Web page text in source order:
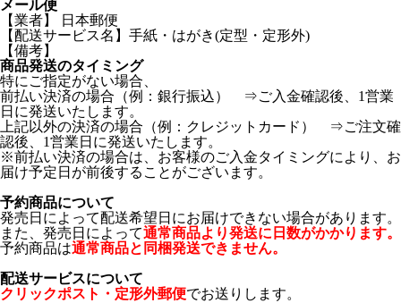
メール便
【業者】 日本郵便
【配送サービス名】手紙・はがき(定型・定形外)
【備考】
商品発送のタイミング
特にご指定がない場合、
前払い決済の場合（例：銀行振込） ⇒ご入金確認後、1営業
日に発送いたします。
上記以外の決済の場合（例：クレジットカード） ⇒ご注文確
認後、1営業日に発送いたします。
※前払い決済の場合は、お客様のご入金タイミングにより、お
届け予定日が前後することがございます。
予約商品について
発売日によって配送希望日にお届けできない場合があります。
また、発売日によって通常商品より発送に日数がかかります。
予約商品は通常商品と同梱発送できません。
配送サービスについて
クリックポスト・定形外郵便でお送りします。